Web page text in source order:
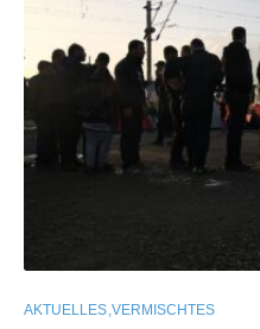
AKTUELLES VERMISCHTES